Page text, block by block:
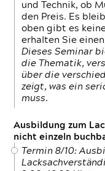
und Technik, ob
den Preis. Es
oben gibt es
erhalten Sie
Dieses Seminar
die Thematik,
über die
zeigt, was ein
muss.
Ausbildung zum
nicht einzeln
Termin 8/10: